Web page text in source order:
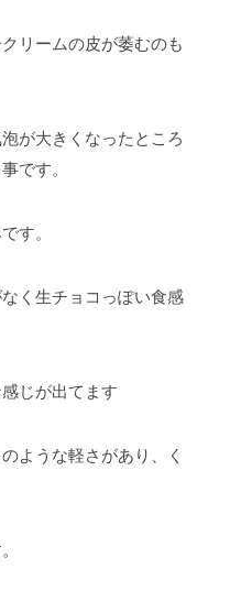
リームの皮が萎むのも
が大きくなったところ
です。
す。
く生チョコっぽい食感
じが出てます
ような軽さがあり、く